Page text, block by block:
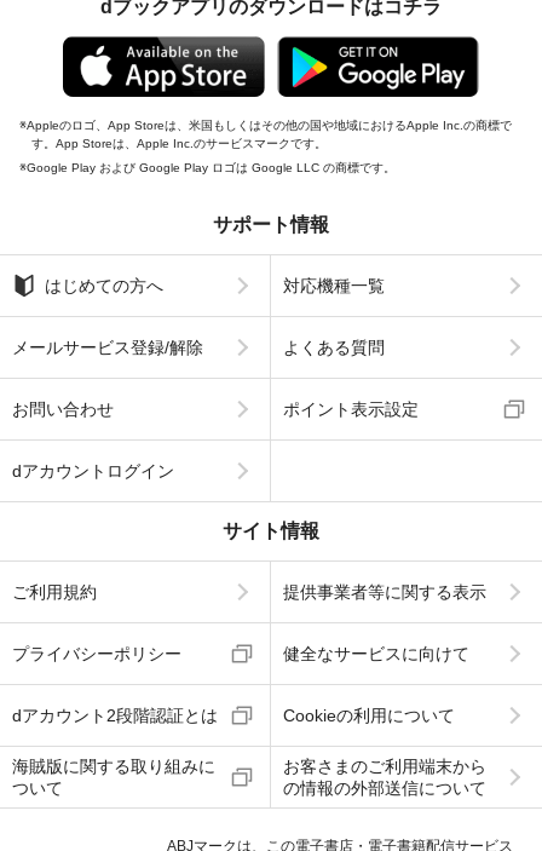
dブックアプリのダウンロードはコチラ
Appleのロゴ、App Storeは、米国もしくはその他の国や地域におけるApple Inc.の商標で
す。App Storeは、Apple Inc.のサービスマークです。
Google Play および Google Play ロゴは Google LLC の商標です。
サポート情報
はじめての方へ 対応機種一覧
メールサービス登録/解除 よくある質問
お問い合わせ ポイント表示設定
dアカウントログイン
サイト情報
ご利用規約 提供事業者等に関する表示
プライバシーポリシー 健全なサービスに向けて
dアカウント2段階認証とは Cookieの利用について
海賊版に関する取り組みに
ついて
お客さまのご利用端末から
の情報の外部送信について
ABJマークは、この電子書店・電子書籍配信サービス